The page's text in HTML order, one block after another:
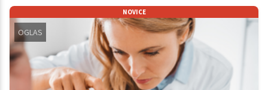
NOVICE
OGLAS